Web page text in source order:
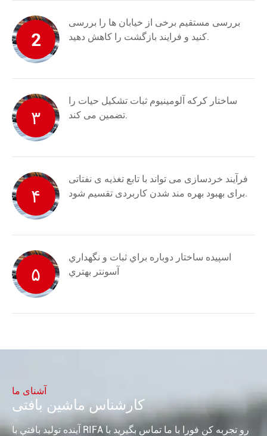
2
بررسی مستقیم برخی از خیابان ها را بررسی
کنید و فرایند بازگشت را کاهش دهید.
۳
ساختار کرکه آلومینیوم ثبات تشکیل حیات را
تضمین می کند.
۴
فرآیند خردسازی می تواند با تابع تغذیه ی نفتاتی
برای بهبود بهره مند شدن کاربردی تقسیم شود.
۵
اسپيده ساختار دوباره براي ثبات و نگهداري
آسونتر بهتري
آشنای ما
کارشناس ماشین بافتی
آينده توليد بافتي با RIFA رو تجربه کن فورا با ما تماس بگيريد با